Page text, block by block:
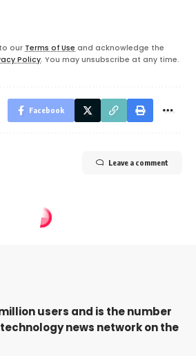
our Terms of Use and acknowledge the
Policy. You may unsubscribe at any time.
Facebook
Leave a comment
users and is the number
news network on the